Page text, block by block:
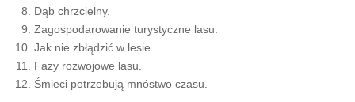
Dąb chrzcielny.
Zagospodarowanie turystyczne lasu.
Jak nie zbłądzić w lesie.
Fazy rozwojowe lasu.
Śmieci potrzebują mnóstwo czasu.